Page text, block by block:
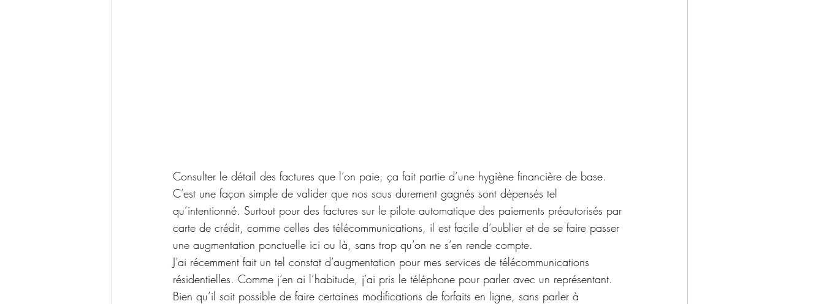
Consulter le détail des factures que l’on paie, ça fait partie d’une hygiène financière de base.
C’est une façon simple de valider que nos sous durement gagnés sont dépensés tel
qu’intentionné. Surtout pour des factures sur le pilote automatique des paiements préautorisés par
carte de crédit, comme celles des télécommunications, il est facile d’oublier et de se faire passer
une augmentation ponctuelle ici ou là, sans trop qu’on ne s’en rende compte.
J’ai récemment fait un tel constat d’augmentation pour mes services de télécommunications
résidentielles. Comme j’en ai l’habitude, j’ai pris le téléphone pour parler avec un représentant.
Bien qu’il soit possible de faire certaines modifications de forfaits en ligne, sans parler à